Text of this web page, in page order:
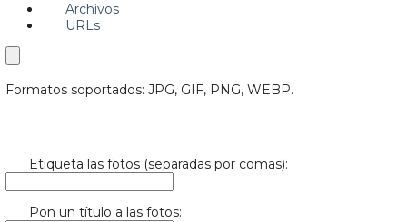
Archivos
URLs
Formatos soportados: JPG, GIF, PNG, WEBP.
Etiqueta las fotos (separadas por comas):
Pon un título a las fotos: